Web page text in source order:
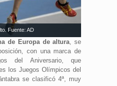
Fuente: AD
de Europa de altura, se
con una marca de
del Aniversario, que
los Juegos Olímpicos del
se clasificó 4ª, muy